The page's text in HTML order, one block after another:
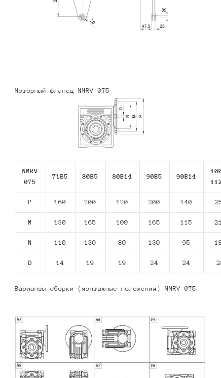
Моторный фланец NMRV 075
NMRV
075
71В5 80В5 80В14 90В5 90В14
P 160 200 120 200 140
M 130 165 100 165 115
N 110 130 80 130 95
D 14 19 19 24 24
Варианты сборки (монтажные положения) NMRV 075